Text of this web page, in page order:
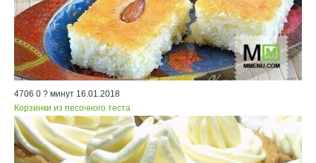
4706 0 ? минут 16.01.2018
Корзинки из песочного теста